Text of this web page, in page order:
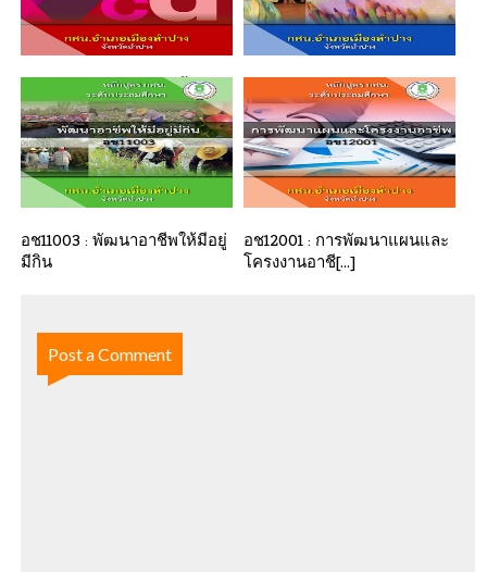
พต11001 : ภาษาอังกฤษพื้นฐาน ทช11003 : ศิลปศึกษา
อช11003 : พัฒนาอาชีพให้มีอยู่
มีกิน
อช12001 : การพัฒนาแผนและ
โครงงานอาชี[...]
Post a Comment